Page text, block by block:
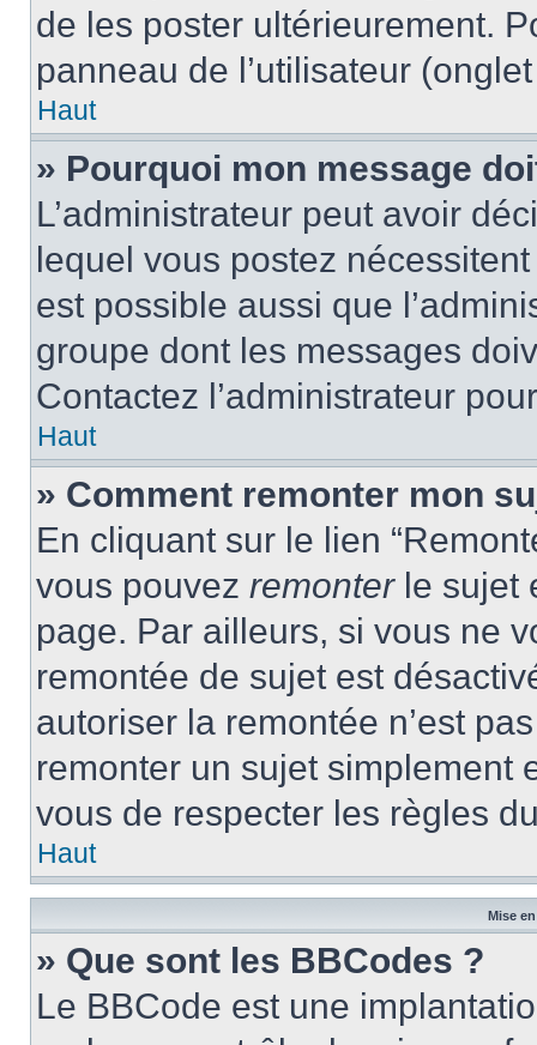
de les poster ultérieurement.
panneau de l’utilisateur
Haut
» Pourquoi mon message
L’administrateur peut avoir
lequel vous postez
est possible aussi que
groupe dont les messages
Contactez l’administrateur
Haut
» Comment remonter mon
En cliquant sur le lien
vous pouvez remonterle sujet
page. Par ailleurs, si vous ne
remontée de sujet est
autoriser la remontée n’est
remonter un sujet simplement
vous de respecter les règles
Haut
Mise
» Que sont les BBCodes ?
Le BBCode est une